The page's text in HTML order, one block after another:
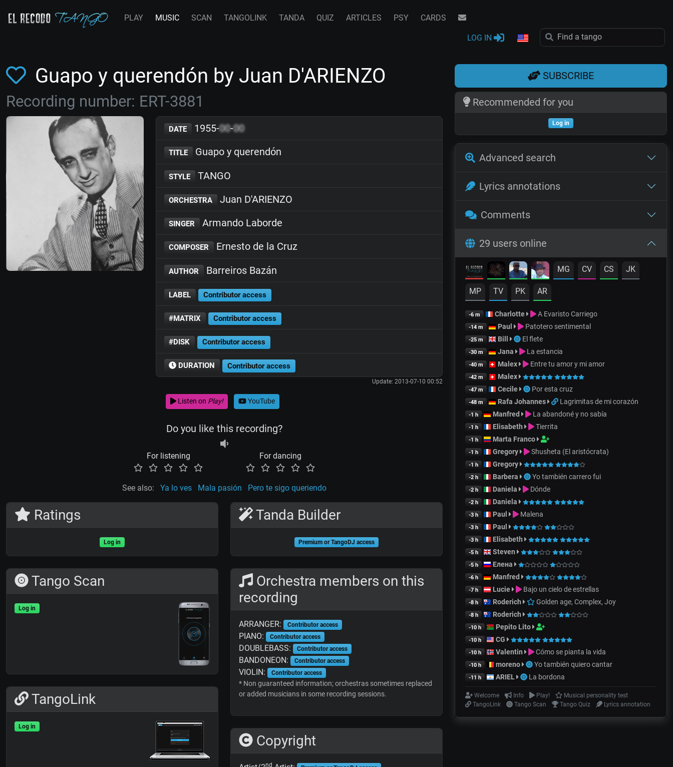
PLAY MUSIC SCAN TANGOLINK TANDA QUIZ ARTICLES PSY CARDS
LOG IN
Guapo y querendón by Juan D'ARIENZO
Recording number: ERT-3881
DATE 1955-00-00
TITLE Guapo y querendón
STYLE TANGO
ORCHESTRA Juan D'ARIENZO
SINGER Armando Laborde
COMPOSER Ernesto de la Cruz
AUTHOR Barreiros Bazán
LABEL Contributor access
#MATRIX Contributor access
#DISK Contributor access
DURATION Contributor access
Update: 2013-07-10 00:52
Listen on Play! YouTube
Do you like this recording?
For listening For dancing
See also: Ya lo ves Mala pasión Pero te sigo queriendo
Ratings
Log in
Tango Scan
Log in
TangoLink
Log in
Tanda Builder
Premium or TangoDJ access
Orchestra members on this
recording
ARRANGER: Contributor access
PIANO: Contributor access
DOUBLEBASS: Contributor access
BANDONEON: Contributor access
VIOLIN: Contributor access
* Non guaranteed information; orchestras sometimes replaced
or added musicians in some recording sessions.
Copyright
nd
SUBSCRIBE
Recommended for you
Log in
Advanced search
Lyrics annotations
Comments
29 users online
MG CV CS JK
MP TV PK AR
-6 m Charlotte A Evaristo Carriego
-14 m Paul Patotero sentimental
-25 m Bill El flete
-30 m Jana La estancia
-40 m Malex Entre tu amor y mi amor
-42 m Malex
-47 m Cecile Por esta cruz
-48 m Rafa Johannes Lagrimitas de mi corazón
-1 h Manfred La abandoné y no sabía
-1 h Elisabeth Tierrita
-1 h Marta Franco
-1 h Gregory Shusheta (El aristócrata)
-1 h Gregory
-2 h Barbera Yo también carrero fui
-2 h Daniela Dónde
-2 h Daniela
-3 h Paul Malena
-3 h Paul
-3 h Elisabeth
-5 h Steven
-5 h Елена
-6 h Manfred
-7 h Lucie Bajo un cielo de estrellas
-8 h Roderich Golden age, Complex, Joy
-8 h Roderich
-10 h Pepito Lito
-10 h CG
-10 h Valentin Cómo se pianta la vida
-10 h moreno Yo también quiero cantar
-11 h ARIEL La bordona
Welcome Info Play!
Musical personality test
TangoLink
Tango Scan Tango Quiz Lyrics annotation